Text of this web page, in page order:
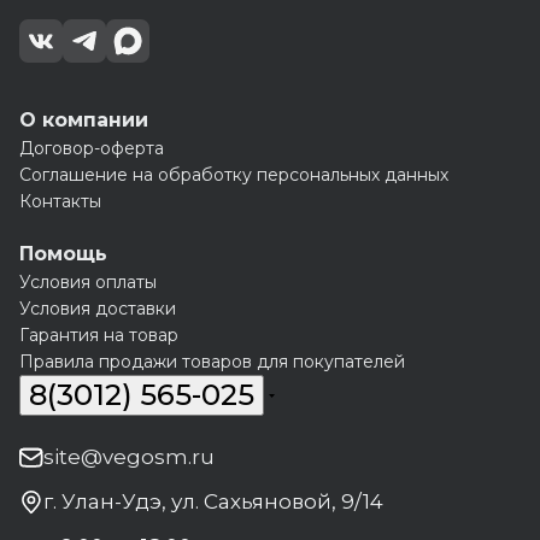
О компании
Договор-оферта
Соглашение на обработку персональных данных
Контакты
Помощь
Условия оплаты
Условия доставки
Гарантия на товар
Правила продажи товаров для покупателей
8(3012) 565-025
site@vegosm.ru
г. Улан-Удэ, ул. Сахьяновой, 9/14